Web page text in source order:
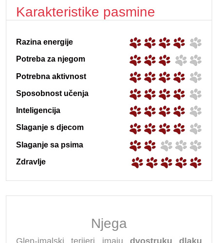
Karakteristike pasmine
Razina energije
Potreba za njegom
Potrebna aktivnost
Sposobnost učenja
Inteligencija
Slaganje s djecom
Slaganje sa psima
Zdravlje
Njega